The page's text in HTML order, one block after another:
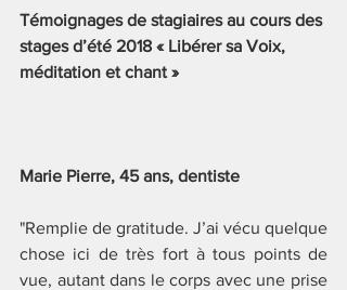
Témoignages de stagiaires au cours des
stages d’été 2018 « Libérer sa Voix,
méditation et chant »
Marie Pierre, 45 ans, dentiste
"Remplie de gratitude. J’ai vécu quelque
chose ici de très fort à tous points de
vue, autant dans le corps avec une prise